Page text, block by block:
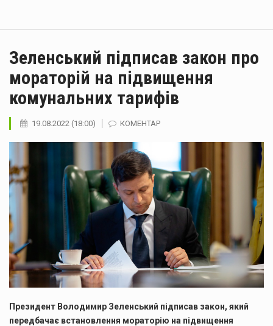
Зеленський підписав закон про
мораторій на підвищення
комунальних тарифів
19.08.2022 (18:00) КОМЕНТАР
Президент Володимир Зеленський підписав закон, який
передбачає встановлення мораторію на підвищення